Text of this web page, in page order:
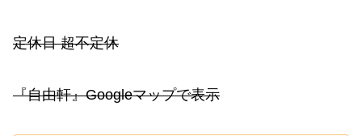
定休日 超不定休
『自由軒』Googleマップで表示